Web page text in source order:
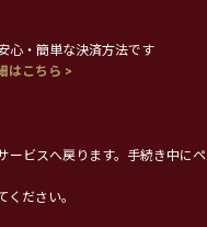
心・簡単な決済方法です
はこちら >
ービスへ戻ります。手続き中にペ
ださい。